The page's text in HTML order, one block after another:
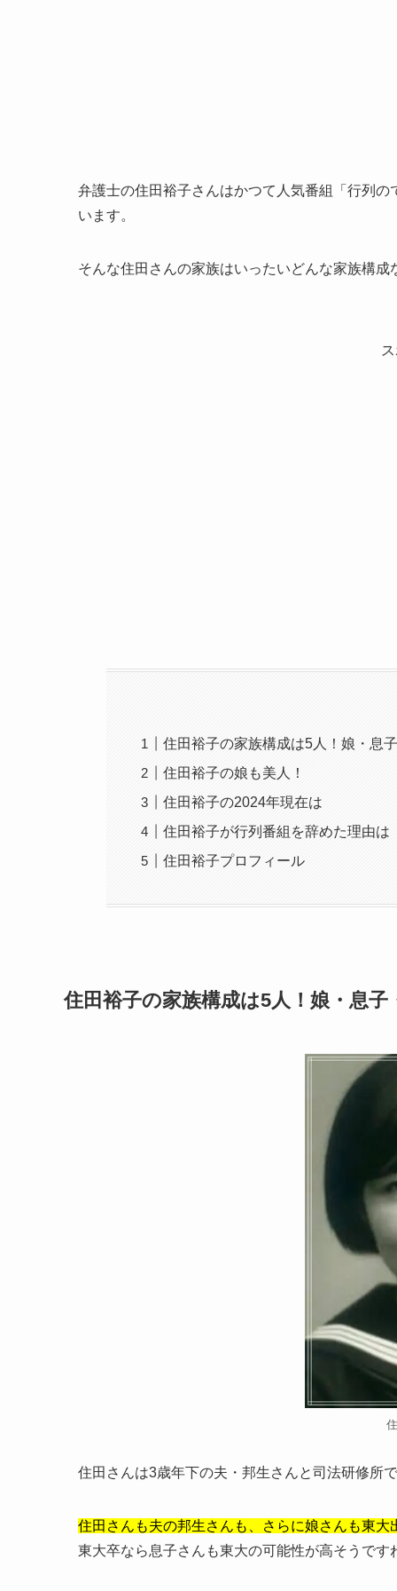
弁護士の住田裕子さんはかつて人気番組「行列
います。
そんな住田さんの家族はいったいどんな家族構
住田裕子の家族構成は5人！娘・息
住田裕子の娘も美人！
住田裕子の2024年現在は
住田裕子が行列番組を辞めた理由は
住田裕子プロフィール
住田裕子の家族構成は5人！娘・息
住田さんは3歳年下の夫・邦生さんと司法研修所
住田さんも夫の邦生さんも、さらに娘さんも東大
東大卒なら息子さんも東大の可能性が高そうです